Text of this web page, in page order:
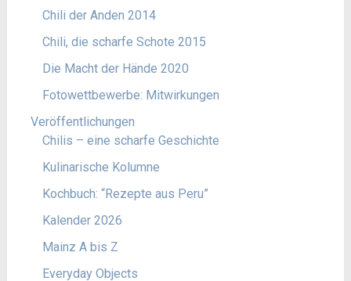
Chili der Anden 2014
Chili, die scharfe Schote 2015
Die Macht der Hände 2020
Fotowettbewerbe: Mitwirkungen
Veröffentlichungen
Chilis – eine scharfe Geschichte
Kulinarische Kolumne
Kochbuch: “Rezepte aus Peru”
Kalender 2026
Mainz A bis Z
Everyday Objects